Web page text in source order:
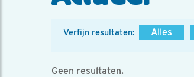
Verfijn resultaten: Alles
Geen resultaten.